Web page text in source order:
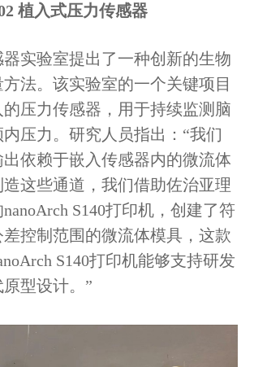
植入式压力传感器
实验室提出了一种创新的生物
法。该实验室的一个关键项目
压力传感器，用于持续监测脑
压力。研究人员指出：“我们
依赖于嵌入传感器内的微流体
这些通道，我们借助佐治亚理
S140打印机，创建了符
控制范围的微流体模具，这款
S140打印机能够支持研发
型设计。”